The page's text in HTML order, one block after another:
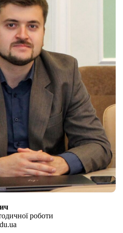
роботи